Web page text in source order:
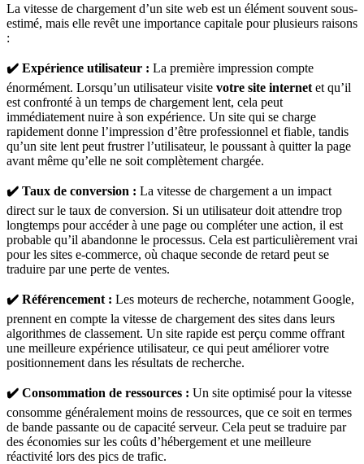
La vitesse de chargement d’un site web est un élément souvent sous-
estimé, mais elle revêt une importance capitale pour plusieurs raisons
:
✔️ Expérience utilisateur : La première impression compte
énormément. Lorsqu’un utilisateur visite votre site internet et qu’il
est confronté à un temps de chargement lent, cela peut
immédiatement nuire à son expérience. Un site qui se charge
rapidement donne l’impression d’être professionnel et fiable, tandis
qu’un site lent peut frustrer l’utilisateur, le poussant à quitter la page
avant même qu’elle ne soit complètement chargée.
✔️ Taux de conversion : La vitesse de chargement a un impact
direct sur le taux de conversion. Si un utilisateur doit attendre trop
longtemps pour accéder à une page ou compléter une action, il est
probable qu’il abandonne le processus. Cela est particulièrement vrai
pour les sites e-commerce, où chaque seconde de retard peut se
traduire par une perte de ventes.
✔️ Référencement : Les moteurs de recherche, notamment Google,
prennent en compte la vitesse de chargement des sites dans leurs
algorithmes de classement. Un site rapide est perçu comme offrant
une meilleure expérience utilisateur, ce qui peut améliorer votre
positionnement dans les résultats de recherche.
✔️ Consommation de ressources : Un site optimisé pour la vitesse
consomme généralement moins de ressources, que ce soit en termes
de bande passante ou de capacité serveur. Cela peut se traduire par
des économies sur les coûts d’hébergement et une meilleure
réactivité lors des pics de trafic.